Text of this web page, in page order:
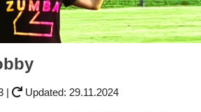
| Updated: 29.11.2024